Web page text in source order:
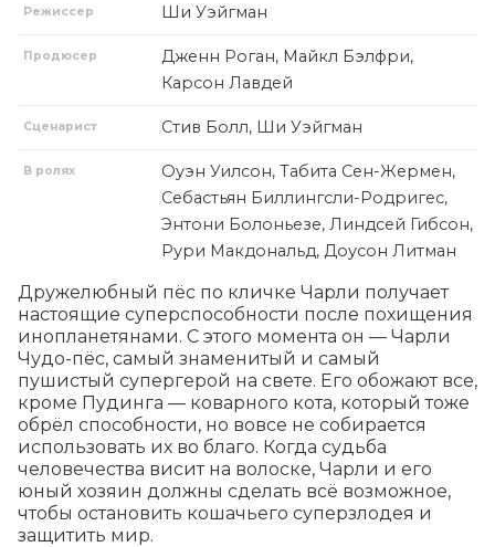
Режиссер Ши Уэйгман
Продюсер
Дженн Роган, Майкл Бэлфри,
Карсон Лавдей
Сценарист Стив Болл, Ши Уэйгман
В ролях
Оуэн Уилсон, Табита Сен-Жермен,
Себастьян Биллингсли-Родригес,
Энтони Болоньезе, Линдсей Гибсон,
Рури Макдональд, Доусон Литман
Дружелюбный пёс по кличке Чарли получает
настоящие суперспособности после похищения
инопланетянами. С этого момента он — Чарли
Чудо-пёс, самый знаменитый и самый
пушистый супергерой на свете. Его обожают все,
кроме Пудинга — коварного кота, который тоже
обрёл способности, но вовсе не собирается
использовать их во благо. Когда судьба
человечества висит на волоске, Чарли и его
юный хозяин должны сделать всё возможное,
чтобы остановить кошачьего суперзлодея и
защитить мир.